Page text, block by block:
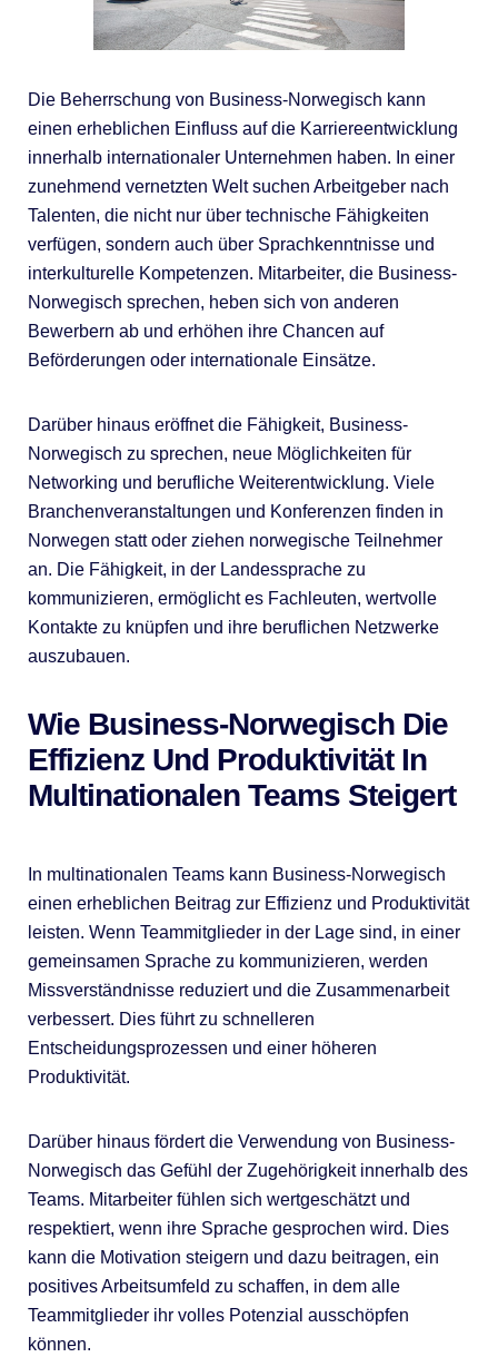
Die Beherrschung von Business-Norwegisch kann
einen erheblichen Einfluss auf die Karriereentwicklung
innerhalb internationaler Unternehmen haben. In einer
zunehmend vernetzten Welt suchen Arbeitgeber nach
Talenten, die nicht nur über technische Fähigkeiten
verfügen, sondern auch über Sprachkenntnisse und
interkulturelle Kompetenzen. Mitarbeiter, die Business-
Norwegisch sprechen, heben sich von anderen
Bewerbern ab und erhöhen ihre Chancen auf
Beförderungen oder internationale Einsätze.
Darüber hinaus eröffnet die Fähigkeit, Business-
Norwegisch zu sprechen, neue Möglichkeiten für
Networking und berufliche Weiterentwicklung. Viele
Branchenveranstaltungen und Konferenzen finden in
Norwegen statt oder ziehen norwegische Teilnehmer
an. Die Fähigkeit, in der Landessprache zu
kommunizieren, ermöglicht es Fachleuten, wertvolle
Kontakte zu knüpfen und ihre beruflichen Netzwerke
auszubauen.
Wie Business-Norwegisch Die
Effizienz Und Produktivität In
Multinationalen Teams Steigert
In multinationalen Teams kann Business-Norwegisch
einen erheblichen Beitrag zur Effizienz und Produktivität
leisten. Wenn Teammitglieder in der Lage sind, in einer
gemeinsamen Sprache zu kommunizieren, werden
Missverständnisse reduziert und die Zusammenarbeit
verbessert. Dies führt zu schnelleren
Entscheidungsprozessen und einer höheren
Produktivität.
Darüber hinaus fördert die Verwendung von Business-
Norwegisch das Gefühl der Zugehörigkeit innerhalb des
Teams. Mitarbeiter fühlen sich wertgeschätzt und
respektiert, wenn ihre Sprache gesprochen wird. Dies
kann die Motivation steigern und dazu beitragen, ein
positives Arbeitsumfeld zu schaffen, in dem alle
Teammitglieder ihr volles Potenzial ausschöpfen
können.